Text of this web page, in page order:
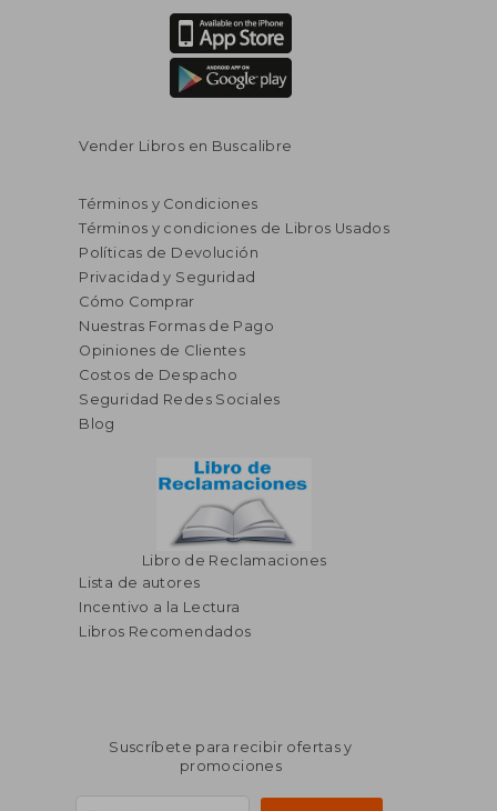
55% S/ 161,82
S/ 72,82
Vender Libros en Buscalibre
Términos y Condiciones
Términos y condiciones de Libros Usados
Políticas de Devolución
Privacidad y Seguridad
Cómo Comprar
Nuestras Formas de Pago
Opiniones de Clientes
Costos de Despacho
Seguridad Redes Sociales
Blog
Libro de Reclamaciones
Lista de autores
Incentivo a la Lectura
Libros Recomendados
Suscríbete para recibir ofertas y
promociones